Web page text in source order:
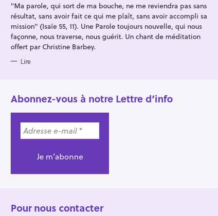
E
"Ma parole, qui sort de ma bouche, ne me reviendra pas sans
résultat, sans avoir fait ce qui me plaît, sans avoir accompli sa
mission" (Isaïe 55, 11). Une Parole toujours nouvelle, qui nous
façonne, nous traverse, nous guérit. Un chant de méditation
offert par Christine Barbey.
Lire
Abonnez-vous à notre Lettre d’info
Pour nous contacter